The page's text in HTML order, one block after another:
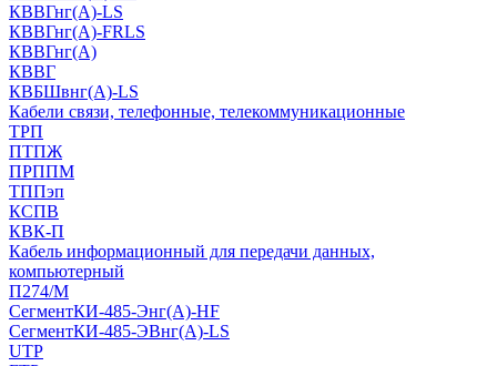
КВВГнг(А)-LS
КВВГнг(А)-FRLS
КВВГнг(А)
КВВГ
КВБШвнг(А)-LS
Кабели связи, телефонные, телекоммуникационные
ТРП
ПТПЖ
ПРППМ
ТППэп
КСПВ
КВК-П
Кабель информационный для передачи данных,
компьютерный
П274/М
СегментКИ-485-Энг(А)-HF
СегментКИ-485-ЭВнг(А)-LS
UTP